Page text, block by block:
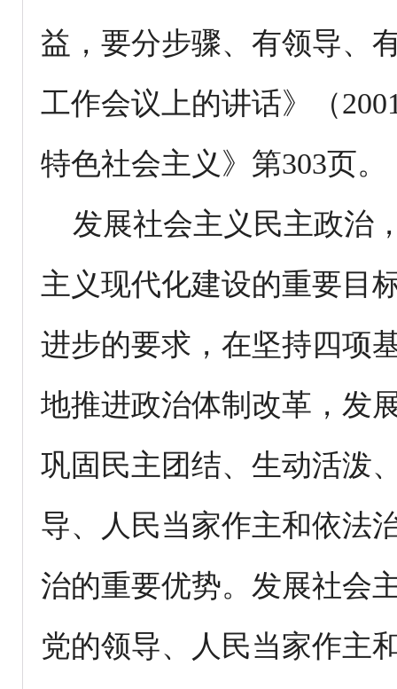
益，要分步骤、有领导、
工作会议上的讲话》（
特色社会主义》第303页。
发展社会主义民主政治
主义现代化建设的重要目
进步的要求，在坚持四项
地推进政治体制改革，发
巩固民主团结、生动活泼
导、人民当家作主和依法
治的重要优势。发展社会
党的领导、人民当家作主